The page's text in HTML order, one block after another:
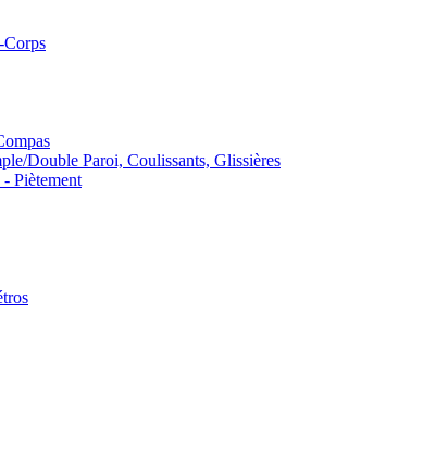
Corps
Double Paroi, Coulissants, Glissières
Piètement